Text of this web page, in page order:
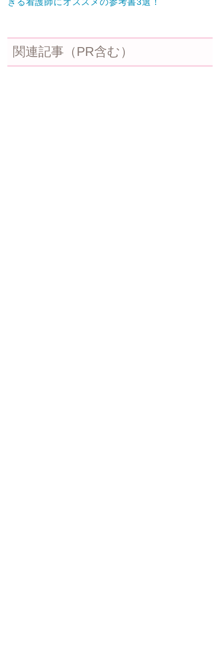
関連記事（PR含む）